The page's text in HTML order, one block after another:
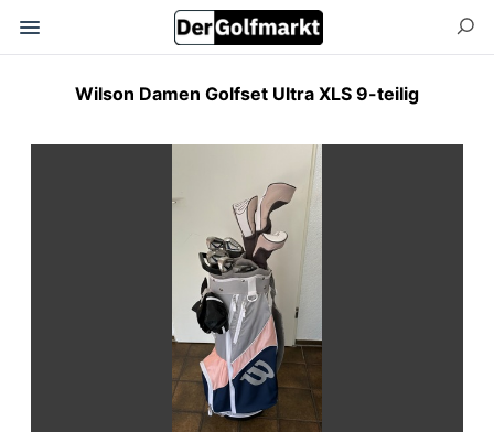
Wilson Damen Golfset Ultra XLS 9-teilig